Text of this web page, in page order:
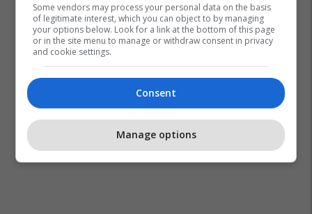
Some vendors may process your personal data on the basis
of legitimate interest, which you can object to by managing
your options below. Look for a link at the bottom of this page
or in the site menu to manage or withdraw consent in privacy
and cookie settings.
Consent
Manage options